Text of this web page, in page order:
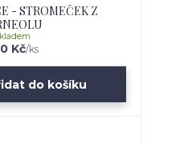
- STROMEČEK Z
Kč/ks
do košíku